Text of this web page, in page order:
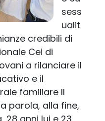
sess
ualit
credibili di
Cei di
a rilanciare il
e il
familiare Il
parola, alla fine,